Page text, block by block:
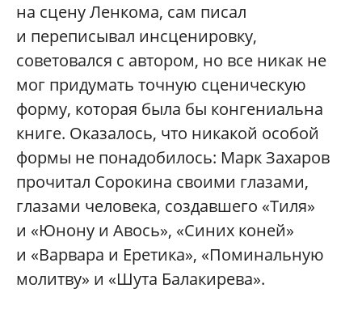
на сцену Ленкома, сам писал
и переписывал инсценировку,
советовался с автором, но все никак не
мог придумать точную сценическую
форму, которая была бы конгениальна
книге. Оказалось, что никакой особой
формы не понадобилось: Марк Захаров
прочитал Сорокина своими глазами,
глазами человека, создавшего «Тиля»
и «Юнону и Авось», «Синих коней»
и «Варвара и Еретика», «Поминальную
молитву» и «Шута Балакирева».